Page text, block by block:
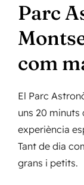
Parc
com
El Parc
uns 20 minuts
experiència
Tant de dia
grans i petits.